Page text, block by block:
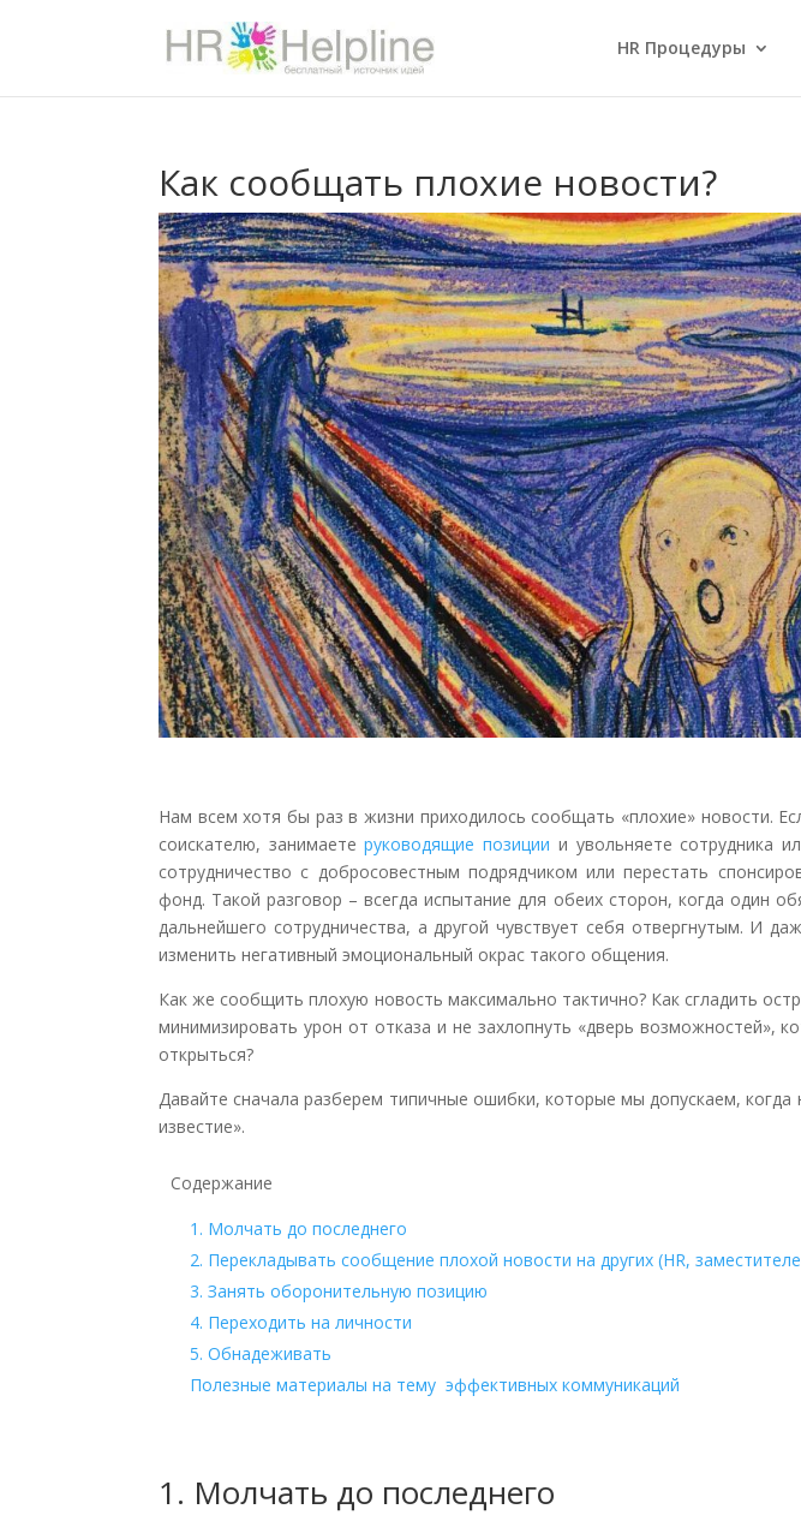
HR Процедуры
Как сообщать плохие новости?
Нам всем хотя бы раз в жизни приходилось сообщать «плохие» новости.
соискателю, занимаетеруководящие позиции и увольняете сотрудника
сотрудничество с добросовестным подрядчиком или перестать
фонд. Такой разговор – всегда испытание для обеих сторон, когда один
дальнейшего сотрудничества, а другой чувствует себя отвергнутым. И
изменить негативный эмоциональный окрас такого общения.
Как же сообщить плохую новость максимально тактично? Как сгладить
минимизировать урон от отказа и не захлопнуть «дверь возможностей»,
открыться?
Давайте сначала разберем типичные ошибки, которые мы допускаем,
известие».
Содержание
1. Молчать до последнего
2. Перекладывать сообщение плохой новости на других (HR,
3. Занять оборонительную позицию
4. Переходить на личности
5. Обнадеживать
Полезные материалы на тему эффективных коммуникаций
1. Молчать до последнего